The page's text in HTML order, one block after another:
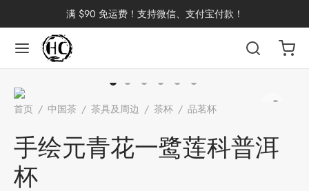
满 $90 免运费！支持微信、支付宝付款！
首页 / 中国茶 / 茶具及周边 / 茶杯 / 品茗杯
手绘元青花一鹭莲科普洱
杯